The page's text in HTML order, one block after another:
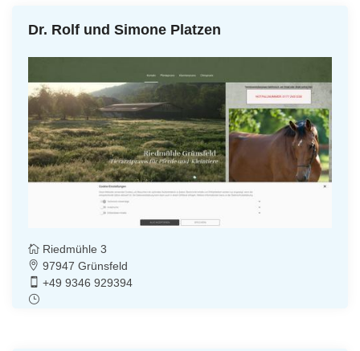
Dr. Rolf und Simone Platzen
Riedmühle 3
97947 Grünsfeld
+49 9346 929394